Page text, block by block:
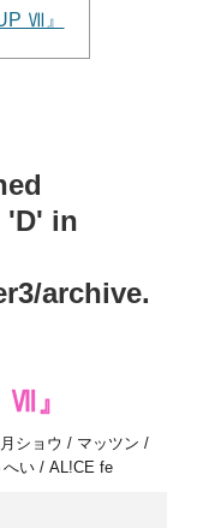
'D' in
archive.
Ⅶ』
ショウ / マッツン /
い / AL!CE fe